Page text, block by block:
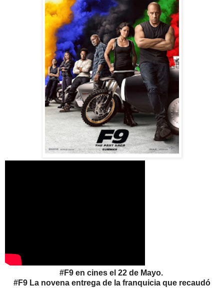
#F9 en cines el 22 de Mayo.
#F9 La novena entrega de la franquicia que recaudó